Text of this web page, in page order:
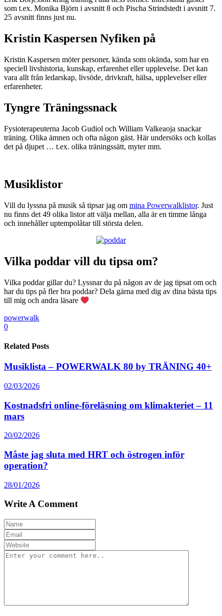
som t.ex. Monika Björn i avsnitt 8 och Pischa Strindstedt i avsnitt 7.
25 avsnitt finns just nu.
Kristin Kaspersen Nyfiken på
Kristin Kaspersen möter personer, kända som okända, som har en
speciell livshistoria, kunskap, erfarenhet eller upplevelse. Det kan
vara allt från ledarskap, livsöde, drivkraft, hälsa, upplevelser eller
erfarenheter.
Tyngre Träningssnack
Fysioterapeuterna Jacob Gudiol och William Valkeaoja snackar
träning. Olika ämnen och ofta någon gäst. Här undersöks och kollas
det på djupet … t.ex. olika träningssätt, myter mm.
Musiklistor
Vill du lyssna på musik så tipsar jag om mina Powerwalklistor. Just
nu finns det 49 olika listor att välja mellan, alla är en timme långa
och innehåller uptempolåtar till största delen.
Vilka poddar vill du tipsa om?
Vilka poddar gillar du? Lyssnar du på någon av de jag tipsat om och
har du tips på fler bra poddar? Dela gärna med dig av dina bästa tips
till mig och andra läsare
powerwalk
0
Related Posts
Musiklista – POWERWALK 80 by TRÄNING 40+
02/03/2026
Kostnadsfri online-föreläsning om klimakteriet – 11
mars
20/02/2026
Måste jag sluta med HRT och östrogen inför
operation?
28/01/2026
Write A Comment